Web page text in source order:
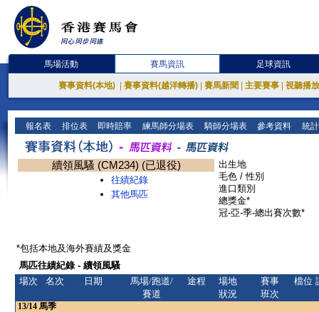
馬場活動 賽馬資訊 足球資訊
賽事資料(本地) 賽事資料(越洋轉播) 賽馬新聞 主要賽事 視聽播
報名表 排位表 即時賠率 練馬師分場表 騎師分場表 參考資料 統
續領風騷 (CM234) (已退役)
往績紀錄
其他馬匹
出生地
毛色 / 性別
進口類別
總獎金*
冠-亞-季-總出賽次數*
*包括本地及海外賽績及獎金
馬匹往績紀錄 - 續領風騷
場次
名次 日期
馬場/跑道/
賽道
途程
場地
狀況
賽事
班次
檔位
13/14 馬季